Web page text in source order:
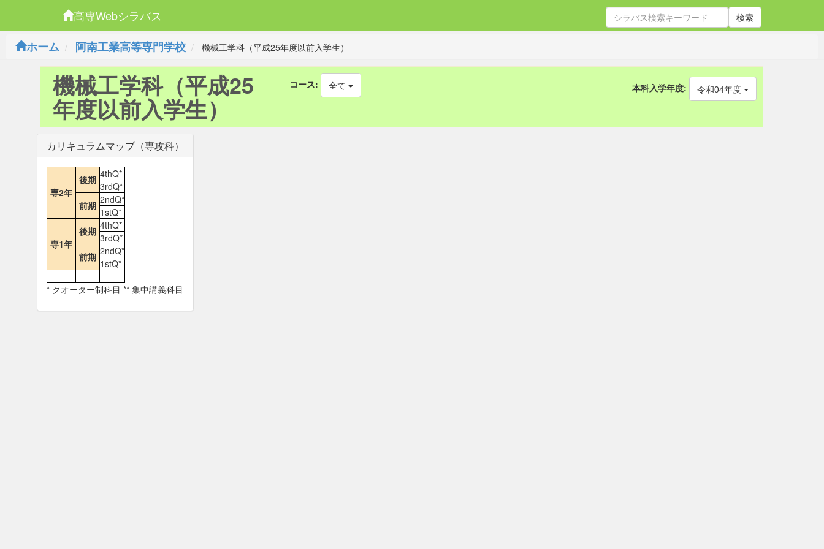
高専Webシラバス 検索
ホーム 阿南工業高等専門学校 機械工学科（平成25年度以前入学生）
機械工学科（平成25
年度以前入学生）
コース: 全て 本科入学年度: 令和04年度
カリキュラムマップ（専攻科）
専2年
後期 4thQ*
3rdQ*
前期 2ndQ*
1stQ*
専1年
後期 4thQ*
3rdQ*
前期 2ndQ*
1stQ*
* クオーター制科目 ** 集中講義科目